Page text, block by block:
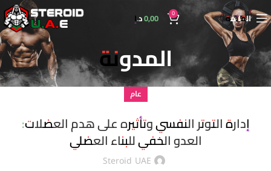
القائمة 0
0,00د.إ
المدونة
عام
إدارة التوتر النفسي وتأثيره على هدم العضلات:
العدو الخفي للبناء العضلي
Steroid UAE